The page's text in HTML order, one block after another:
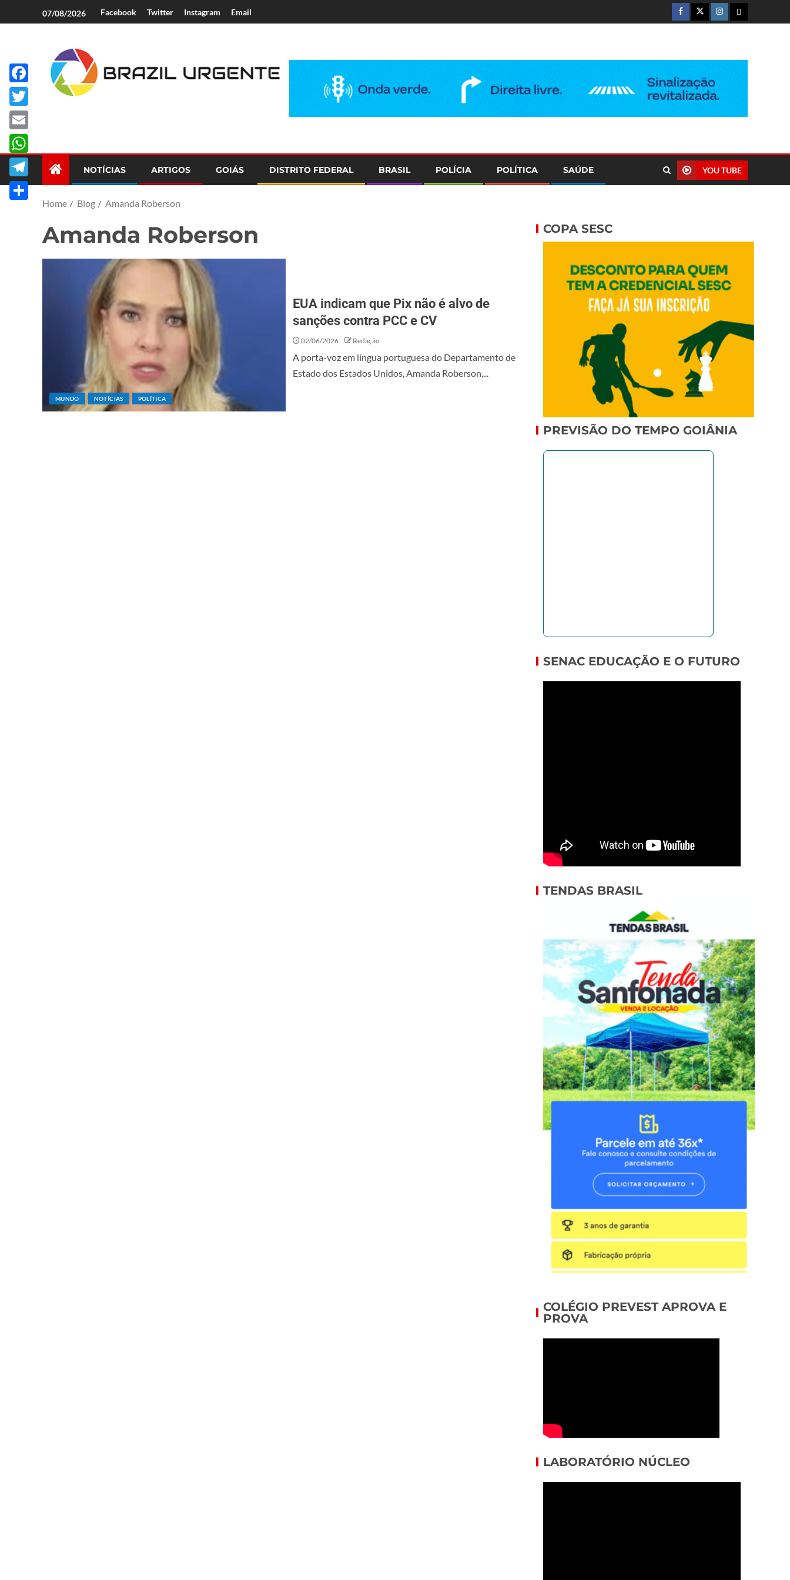
07/08/2026 Facebook Twitter Instagram Email
NOTÍCIAS ARTIGOS GOIÁS DISTRITO FEDERAL BRASIL POLÍCIA POLÍTICA SAÚDE YOU TUBE
Home Blog Amanda Roberson
Amanda Roberson
MUNDO NOTÍCIAS POLÍTICA
EUA indicam que Pix não é alvo de
sanções contra PCC e CV
02/06/2026 Redação
A porta-voz em língua portuguesa do Departamento de
Estado dos Estados Unidos, Amanda Roberson,...
Facebook
Twitter
Email
WhatsApp
Telegram
COPA SESC
PREVISÃO DO TEMPO GOIÂNIA
SENAC EDUCAÇÃO E O FUTURO
TENDAS BRASIL
COLÉGIO PREVEST APROVA E
PROVA
LABORATÓRIO NÚCLEO